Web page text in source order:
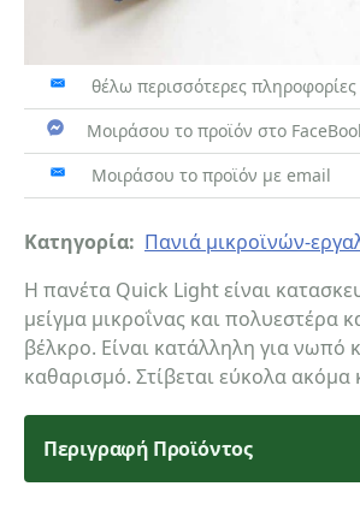
θέλω περισσότερες πληροφορίες
Μοιράσου το προϊόν στο
Μοιράσου το προϊόν με email
Κατηγορία: Πανιά μικροϊνών-
Η πανέτα Quick Light είναι
μείγμα μικροΐνας και πολυεστέρα
βέλκρο. Είναι κατάλληλη για νωπό
καθαρισμό. Στίβεται εύκολα ακόμα
Περιγραφή Προϊόντος